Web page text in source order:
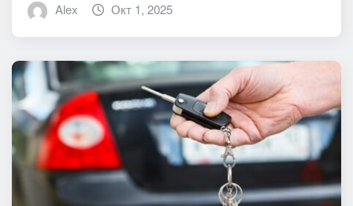
Alex Окт 1, 2025